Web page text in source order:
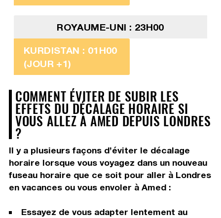
ROYAUME-UNI : 23H00
KURDISTAN : 01H00
(JOUR +1)
COMMENT ÉVITER DE SUBIR LES
EFFETS DU DÉCALAGE HORAIRE SI
VOUS ALLEZ À AMED DEPUIS LONDRES
?
Il y a plusieurs façons d’éviter le décalage
horaire lorsque vous voyagez dans un nouveau
fuseau horaire que ce soit pour aller à Londres
en vacances ou vous envoler à Amed :
Essayez de vous adapter lentement au